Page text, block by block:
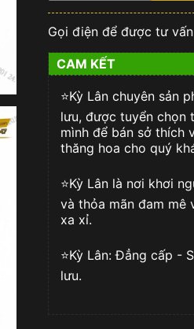
Classic
Fusion
Titanium
38mm
565.NX.1470.RX
lượng
Gọi điện để được tư
CAM KẾT
⭐️Kỳ Lân chuyên sản
lưu, được tuyển chọn
mình để bán sở thích
thăng hoa cho quý
⭐️Kỳ Lân là nơi khơi
và thỏa mãn đam mê
xa xỉ.
⭐️Kỳ Lân: Đẳng cấp -
lưu.